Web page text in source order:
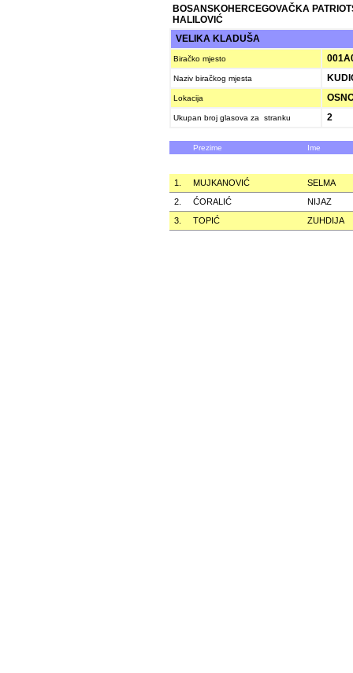
BOSANSKOHERCEGOVAČKA
HALILOVIĆ
VELIKA KLADUŠA
Biračko mjesto
Naziv biračkog mjesta
Lokacija
Ukupan broj glasova za stranku 2
Prezime Ime
1. MUJKANOVIĆ
SELMA
2.
ĆORALIĆ
NIJAZ
3.
TOPIĆ ZUHDIJA